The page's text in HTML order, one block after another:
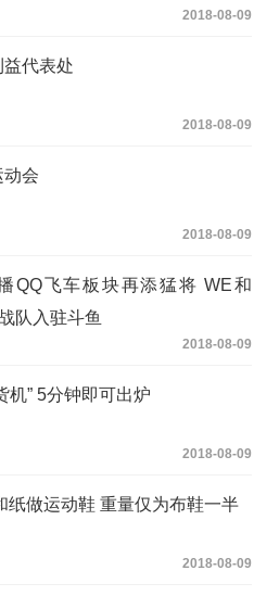
2018-08-09
代表处
2018-08-09
会
2018-08-09
QQ飞车板块再添猛将 WE和
队入驻斗鱼
2018-08-09
机” 5分钟即可出炉
2018-08-09
纸做运动鞋 重量仅为布鞋一半
2018-08-09